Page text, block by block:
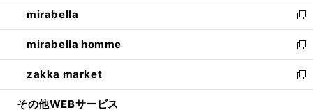
く
で
開
く
ド
ウ
で
開
く
ィ
ン
ド
ウ
で
開
い
ウ
ィ
ン
ド
ウ
mirabella
新
し
い
ウ
ィ
ン
mirabella homme
新
し
い
ウ
zakka market
新
し
その他WEBサービス